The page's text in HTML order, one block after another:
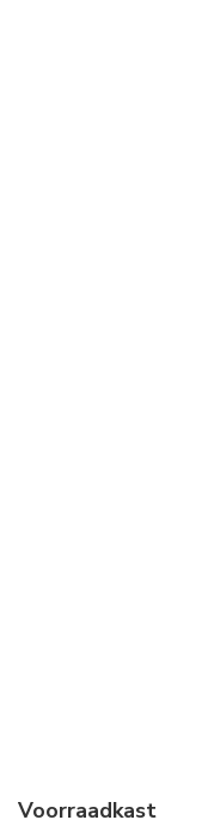
Voorraadkast